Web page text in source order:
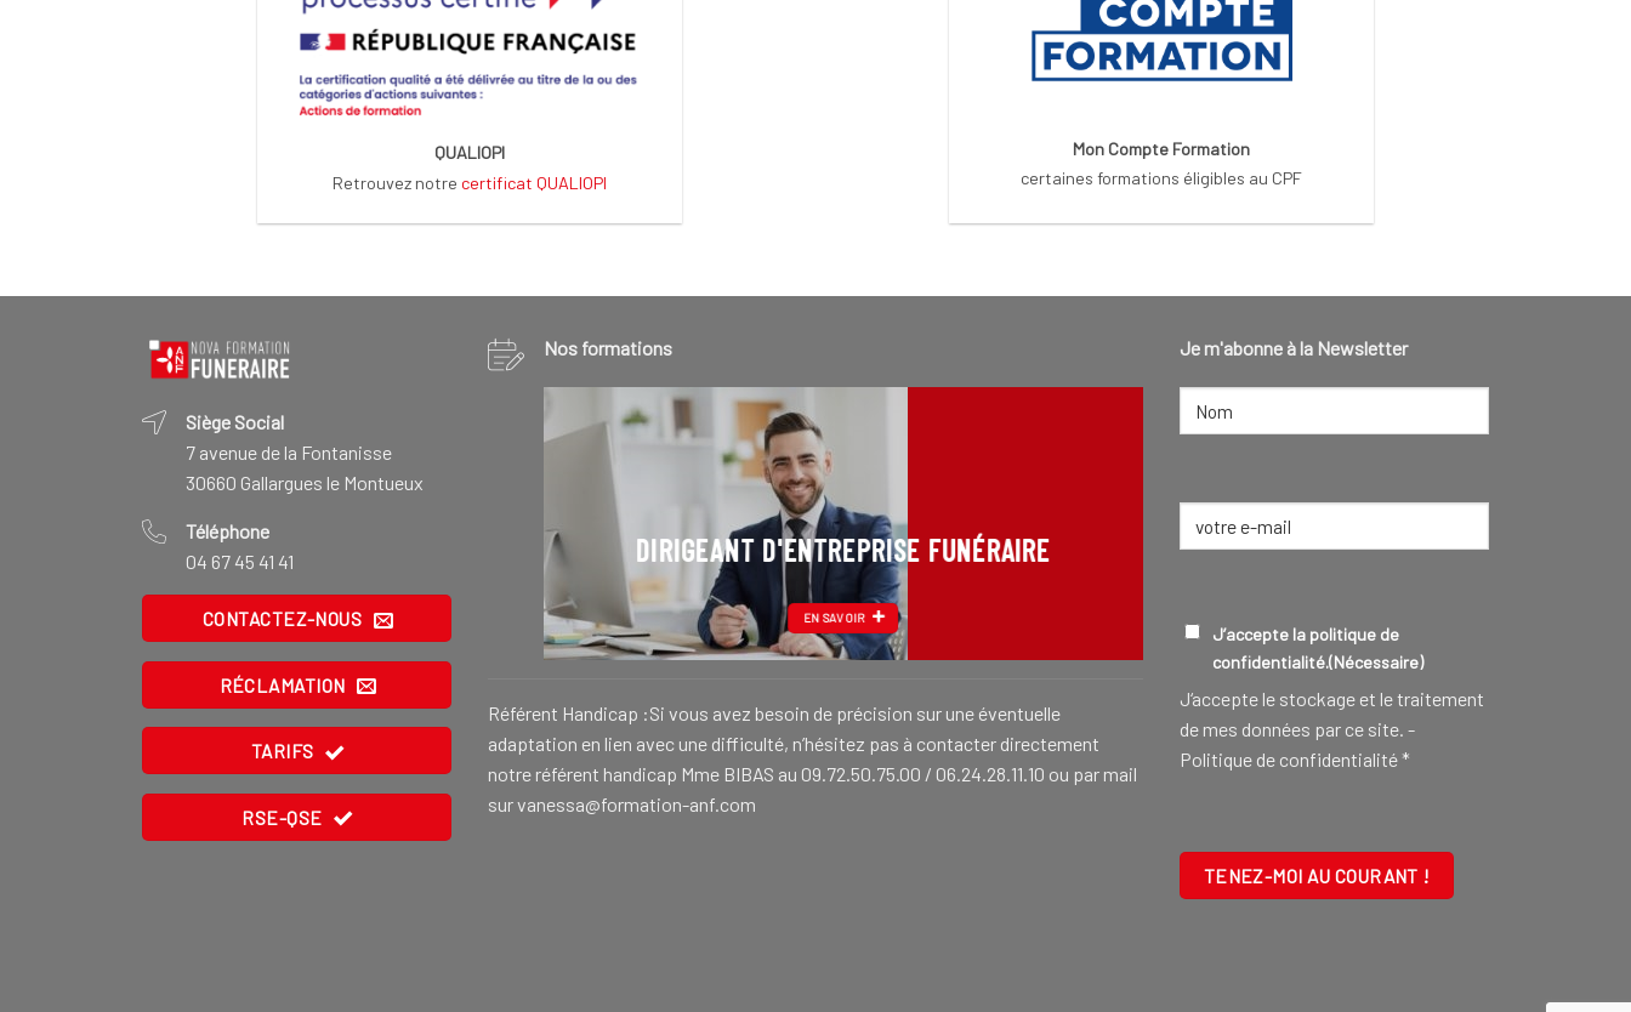
QUALIOPI
Retrouvez notre certificat QUALIOPI
Mon Compte Formation
certaines formations éligibles au CPF
Siège Social
7 avenue de la Fontanisse
30660 Gallargues le Montueux
Téléphone
04 67 45 41 41
CONTACTEZ-NOUS
RÉCLAMATION
TARIFS
RSE-QSE
Nos formations
DIRIGEANT D'ENTREPRISE FUNÉRAIRE
EN SAVOIR
CONSEILLER FUNÉRAIRE
Référent Handicap :Si vous avez besoin de précision sur une éventuelle
adaptation en lien avec une difficulté, n’hésitez pas à contacter directement
notre référent handicap Mme BIBAS au 09.72.50.75.00 / 06.24.28.11.10 ou par mail
sur vanessa@formation-anf.com
Je m'abonne à la Newsletter
NOM
RGPD(NÉCESSAIRE)
J’accepte la politique de
confidentialité.(Nécessaire)
J‘accepte le stockage et le traitement
de mes données par ce site. -
Politique de confidentialité*